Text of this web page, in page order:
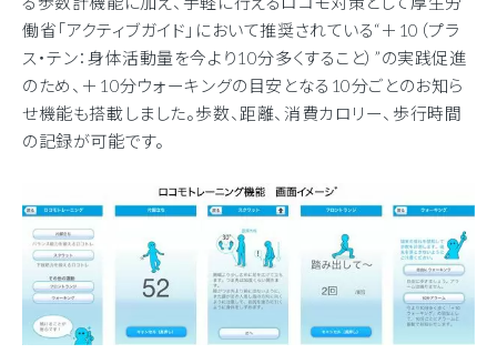
働省「アクティブガイド」において推奨されている“＋10（プラ
ス・テン：身体活動量を今より10分多くすること）”の実践促進
のため、＋10分ウォーキングの目安となる10分ごとのお知ら
せ機能も搭載しました。歩数、距離、消費カロリー、歩行時間
の記録が可能です。